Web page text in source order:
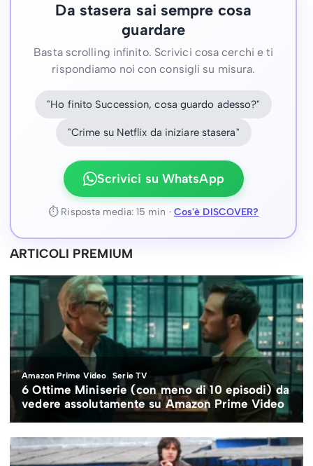
Da stasera sai sempre cosa
guardare
Basta scrolling infinito. Scrivici cosa cerchi e ti
rispondiamo noi con consigli su misura.
"Ho finito Succession, cosa guardo adesso?"
"Crime su Netflix da iniziare stasera"
Scrivici su WhatsApp
⏱ Risposta media: 15 min · Cos'è DISCOVER?
ARTICOLI PREMIUM